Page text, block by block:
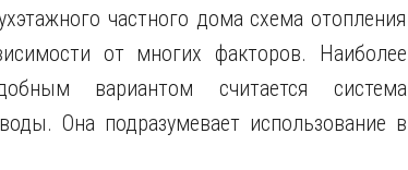
частного дома схема отопления
от многих факторов. Наиболее
вариантом считается система
Она подразумевает использование в